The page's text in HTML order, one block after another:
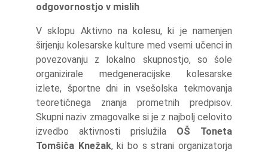
odgovornostjo v mislih
V sklopu Aktivno na kolesu, ki je namenjen
širjenju kolesarske kulture med vsemi učenci in
povezovanju z lokalno skupnostjo, so šole
organizirale medgeneracijske kolesarske
izlete, športne dni in vsešolska tekmovanja
teoretičnega znanja prometnih predpisov.
Skupni naziv zmagovalke si je z najbolj celovito
izvedbo aktivnosti prislužila OŠ Toneta
Tomšiča Knežak, ki bo s strani organizatorja